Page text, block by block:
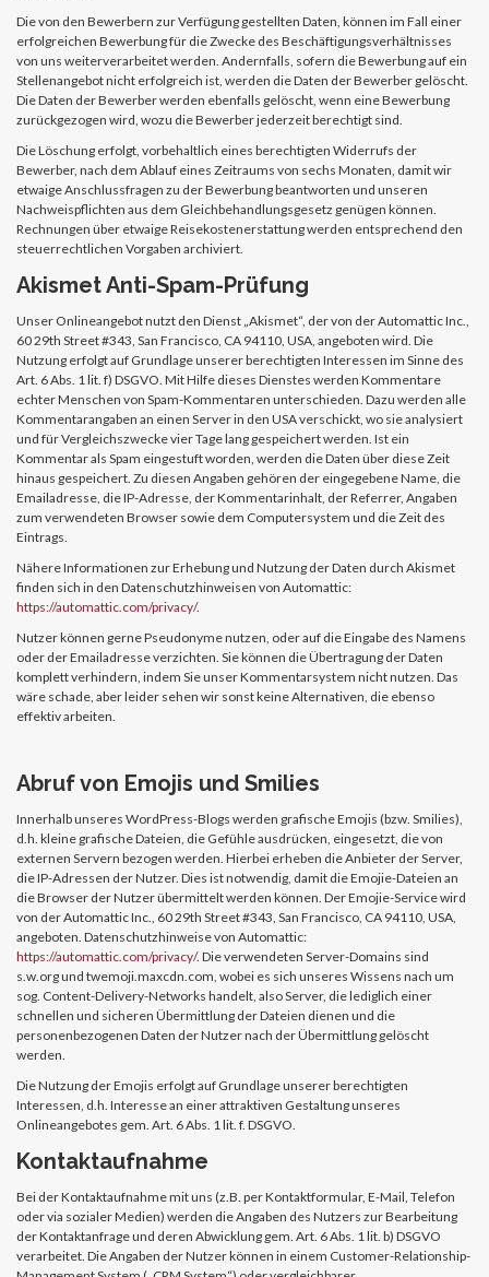
Die von den Bewerbern zur Verfügung gestellten Daten, können im Fall einer
erfolgreichen Bewerbung für die Zwecke des Beschäftigungsverhältnisses
von uns weiterverarbeitet werden. Andernfalls, sofern die Bewerbung auf ein
Stellenangebot nicht erfolgreich ist, werden die Daten der Bewerber gelöscht.
Die Daten der Bewerber werden ebenfalls gelöscht, wenn eine Bewerbung
zurückgezogen wird, wozu die Bewerber jederzeit berechtigt sind.
Die Löschung erfolgt, vorbehaltlich eines berechtigten Widerrufs der
Bewerber, nach dem Ablauf eines Zeitraums von sechs Monaten, damit wir
etwaige Anschlussfragen zu der Bewerbung beantworten und unseren
Nachweispflichten aus dem Gleichbehandlungsgesetz genügen können.
Rechnungen über etwaige Reisekostenerstattung werden entsprechend den
steuerrechtlichen Vorgaben archiviert.
Akismet Anti-Spam-Prüfung
Unser Onlineangebot nutzt den Dienst „Akismet“, der von der Automattic Inc.,
60 29th Street #343, San Francisco, CA 94110, USA, angeboten wird. Die
Nutzung erfolgt auf Grundlage unserer berechtigten Interessen im Sinne des
Art. 6 Abs. 1 lit. f) DSGVO. Mit Hilfe dieses Dienstes werden Kommentare
echter Menschen von Spam-Kommentaren unterschieden. Dazu werden alle
Kommentarangaben an einen Server in den USA verschickt, wo sie analysiert
und für Vergleichszwecke vier Tage lang gespeichert werden. Ist ein
Kommentar als Spam eingestuft worden, werden die Daten über diese Zeit
hinaus gespeichert. Zu diesen Angaben gehören der eingegebene Name, die
Emailadresse, die IP-Adresse, der Kommentarinhalt, der Referrer, Angaben
zum verwendeten Browser sowie dem Computersystem und die Zeit des
Eintrags.
Nähere Informationen zur Erhebung und Nutzung der Daten durch Akismet
finden sich in den Datenschutzhinweisen von Automattic:
https://automattic.com/privacy/.
Nutzer können gerne Pseudonyme nutzen, oder auf die Eingabe des Namens
oder der Emailadresse verzichten. Sie können die Übertragung der Daten
komplett verhindern, indem Sie unser Kommentarsystem nicht nutzen. Das
wäre schade, aber leider sehen wir sonst keine Alternativen, die ebenso
effektiv arbeiten.
Abruf von Emojis und Smilies
Innerhalb unseres WordPress-Blogs werden grafische Emojis (bzw. Smilies),
d.h. kleine grafische Dateien, die Gefühle ausdrücken, eingesetzt, die von
externen Servern bezogen werden. Hierbei erheben die Anbieter der Server,
die IP-Adressen der Nutzer. Dies ist notwendig, damit die Emojie-Dateien an
die Browser der Nutzer übermittelt werden können. Der Emojie-Service wird
von der Automattic Inc., 60 29th Street #343, San Francisco, CA 94110, USA,
angeboten. Datenschutzhinweise von Automattic:
https://automattic.com/privacy/. Die verwendeten Server-Domains sind
s.w.org und twemoji.maxcdn.com, wobei es sich unseres Wissens nach um
sog. Content-Delivery-Networks handelt, also Server, die lediglich einer
schnellen und sicheren Übermittlung der Dateien dienen und die
personenbezogenen Daten der Nutzer nach der Übermittlung gelöscht
werden.
Die Nutzung der Emojis erfolgt auf Grundlage unserer berechtigten
Interessen, d.h. Interesse an einer attraktiven Gestaltung unseres
Onlineangebotes gem. Art. 6 Abs. 1 lit. f. DSGVO.
Kontaktaufnahme
Bei der Kontaktaufnahme mit uns (z.B. per Kontaktformular, E-Mail, Telefon
oder via sozialer Medien) werden die Angaben des Nutzers zur Bearbeitung
der Kontaktanfrage und deren Abwicklung gem. Art. 6 Abs. 1 lit. b) DSGVO
verarbeitet. Die Angaben der Nutzer können in einem Customer-Relationship-